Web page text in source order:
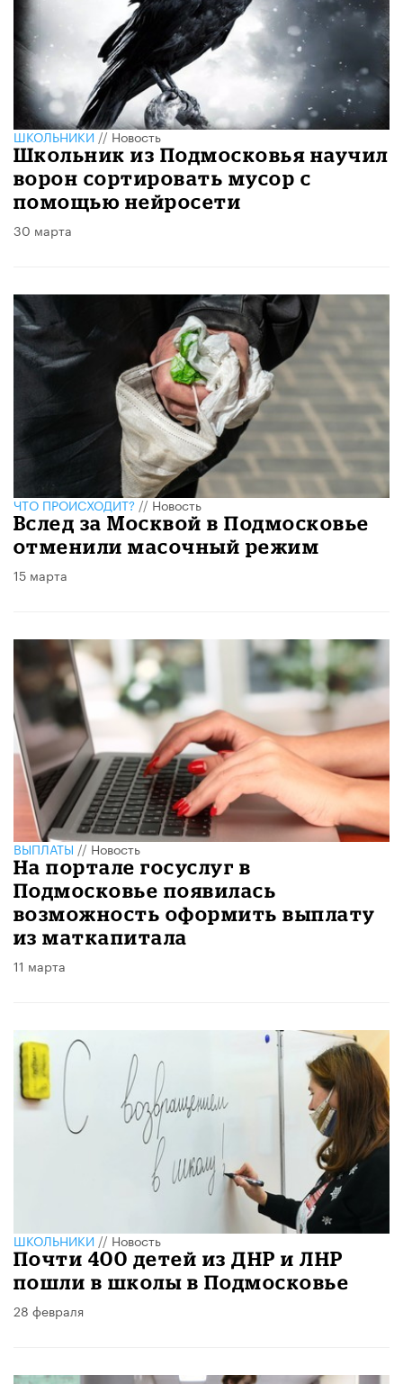
ШКОЛЬНИКИ//Новость
Школьник из Подмосковья научил
ворон сортировать мусор с
помощью нейросети
30 марта
ЧТО ПРОИСХОДИТ?//Новость
Вслед за Москвой в Подмосковье
отменили масочный режим
15 марта
ВЫПЛАТЫ//Новость
На портале госуслуг в
Подмосковье появилась
возможность оформить выплату
из маткапитала
11 марта
ШКОЛЬНИКИ//Новость
Почти 400 детей из ДНР и ЛНР
пошли в школы в Подмосковье
28 февраля